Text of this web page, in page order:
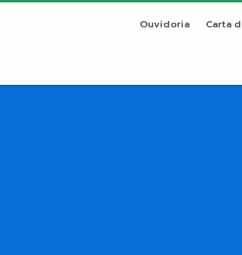
Ouvidoria Carta